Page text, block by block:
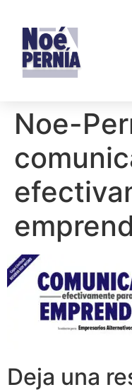
Noe-
Deja una